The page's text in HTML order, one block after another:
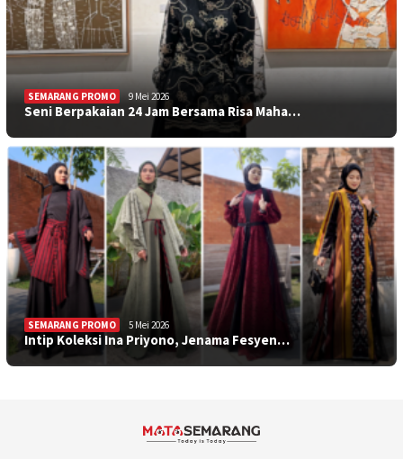
SEMARANG PROMO 9 Mei 2026
Seni Berpakaian 24 Jam Bersama Risa Maha…
SEMARANG PROMO 5 Mei 2026
Intip Koleksi Ina Priyono, Jenama Fesyen…